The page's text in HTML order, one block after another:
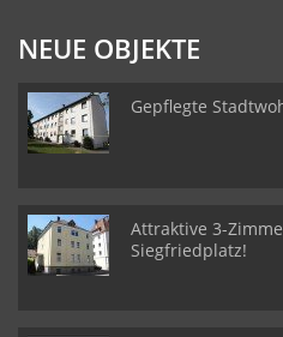
NEUE OBJEKTE
Gepflegte
Attraktive 3-
Siegfriedplatz!